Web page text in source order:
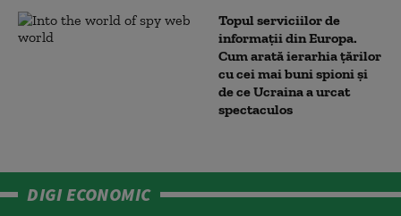
Topul serviciilor de
informații din Europa.
Cum arată ierarhia țărilor
cu cei mai buni spioni și
de ce Ucraina a urcat
spectaculos
DIGI ECONOMIC